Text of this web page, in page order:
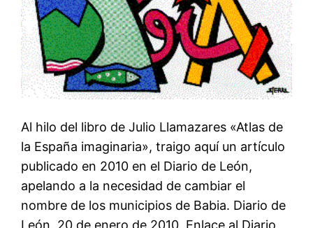
Al hilo del libro de Julio Llamazares «Atlas de
la España imaginaria», traigo aquí un artículo
publicado en 2010 en el Diario de León,
apelando a la necesidad de cambiar el
nombre de los municipios de Babia. Diario de
León. 20 de enero de 2010. Enlace al Diario